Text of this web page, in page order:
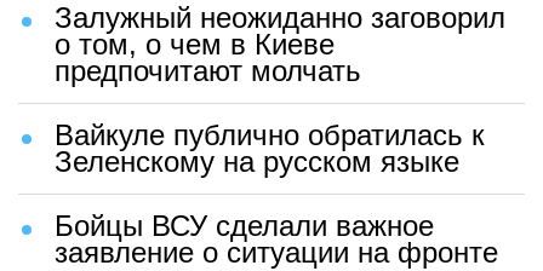
Залужный неожиданно заговорил
о том, о чем в Киеве
предпочитают молчать
Вайкуле публично обратилась к
Зеленскому на русском языке
Бойцы ВСУ сделали важное
заявление о ситуации на фронте